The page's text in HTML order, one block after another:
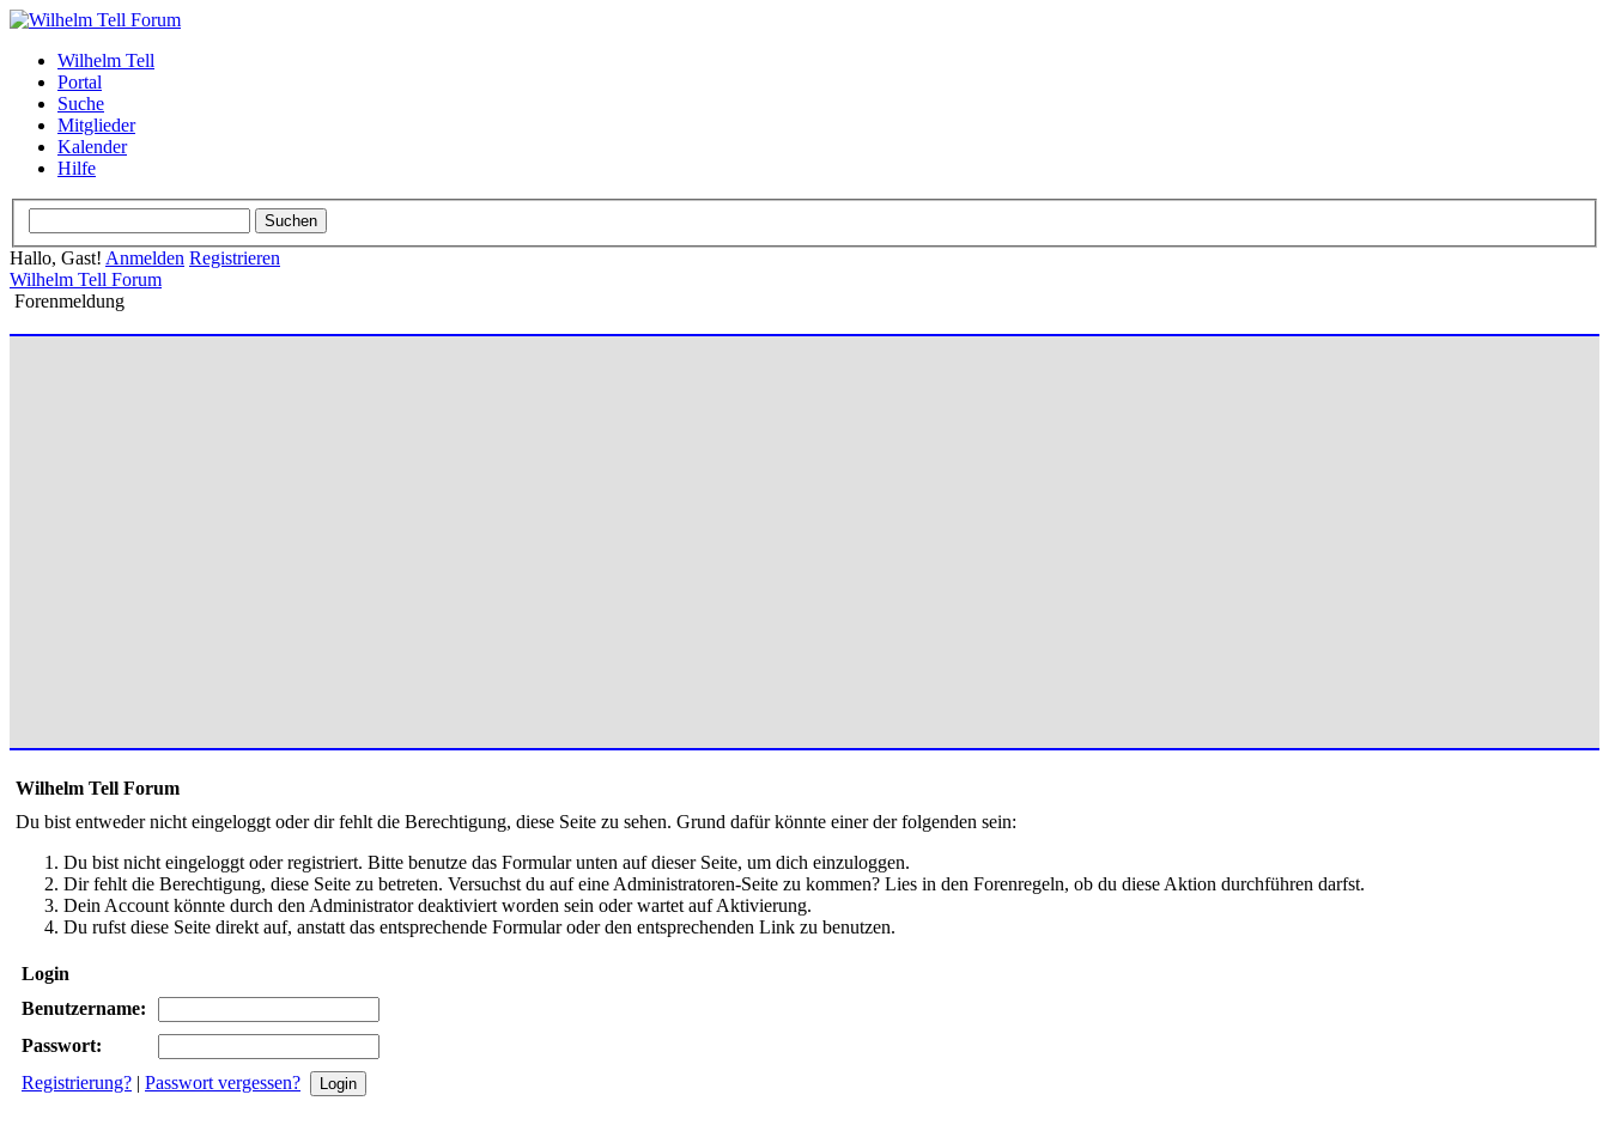
Wilhelm Tell
Portal
Suche
Mitglieder
Kalender
Hilfe
Hallo, Gast! Anmelden Registrieren
Wilhelm Tell Forum
Forenmeldung
Wilhelm Tell Forum
Du bist entweder nicht eingeloggt oder dir fehlt die Berechtigung, diese Seite zu sehen. Grund dafür könnte einer der folgenden sein:
Du bist nicht eingeloggt oder registriert. Bitte benutze das Formular unten auf dieser Seite, um dich einzuloggen.
Dir fehlt die Berechtigung, diese Seite zu betreten. Versuchst du auf eine Administratoren-Seite zu kommen? Lies in den Forenregeln, ob du diese Aktion durchführen darfst.
Dein Account könnte durch den Administrator deaktiviert worden sein oder wartet auf Aktivierung.
Du rufst diese Seite direkt auf, anstatt das entsprechende Formular oder den entsprechenden Link zu benutzen.
Login
Benutzername:
Passwort:
Registrierung? | Passwort vergessen?